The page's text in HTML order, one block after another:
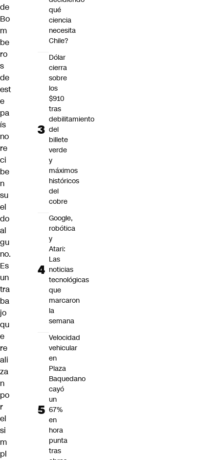
de
Bo
m
be
ro
s
de
est
e
pa
ís
no
re
ci
be
n
su
el
do
al
gu
no.
Es
un
tra
ba
jo
qu
e
re
ali
za
n
po
r
el
si
m
pl
qué
ciencia
necesita
Chile?
Dólar
cierra
sobre
los
$910
tras
debilitamiento
del
billete
verde
y
máximos
históricos
del
cobre
Google,
robótica
y
Atari:
Las
noticias
tecnológicas
que
marcaron
la
semana
Velocidad
vehicular
en
Plaza
Baquedano
cayó
un
67%
en
hora
punta
tras